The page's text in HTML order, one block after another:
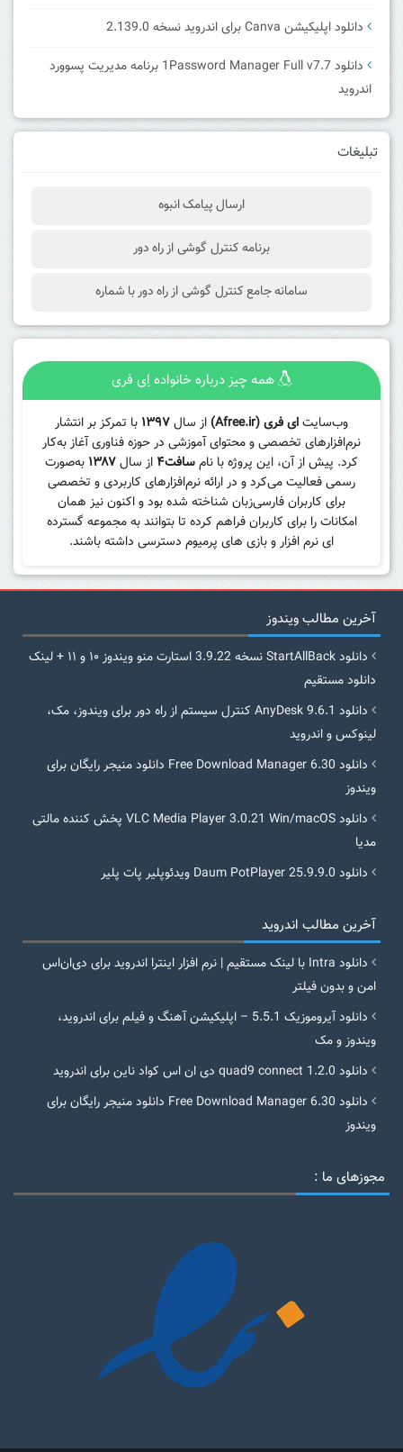
دانلود اپلیکیشن Canva برای اندروید نسخه 2.139.0
دانلود 1Password Manager Full v7.7 برنامه مدیریت پسوورد
اندروید
تبلیغات
ارسال پیامک انبوه
برنامه کنترل گوشی از راه دور
سامانه جامع کنترل گوشی از راه دور با شماره
همه چیز درباره خانواده اِی فری
وب‌سایتای فری (Afree.ir) از سال۱۳۹۷ با تمرکز بر انتشار
نرم‌افزارهای تخصصی و محتوای آموزشی در حوزه فناوری آغاز به‌کار
کرد. پیش از آن، این پروژه با نامسافت۴ از سال۱۳۸۷ به‌صورت
رسمی فعالیت می‌کرد و در ارائه نرم‌افزارهای کاربردی و تخصصی
برای کاربران فارسی‌زبان شناخته شده بود و اکنون نیز همان
امکانات را برای کاربران فراهم کرده تا بتوانند به مجموعه گسترده
ای نرم افزار و بازی های پرمیوم دسترسی داشته باشند.
آخرین مطالب ویندوز
دانلود StartAllBack نسخه 3.9.22 استارت منو ویندوز ۱۰ و ۱۱ + لینک
دانلود مستقیم
دانلود AnyDesk 9.6.1 کنترل سیستم از راه دور برای ویندوز، مک،
لینوکس و اندروید
دانلود Free Download Manager 6.30 دانلود منیجر رایگان برای
ویندوز
دانلود VLC Media Player 3.0.21 Win/macOS پخش کننده مالتی
مدیا
دانلود Daum PotPlayer 25.9.9.0 ویدئوپلیر پات پلیر
آخرین مطالب اندروید
دانلود Intra با لینک مستقیم | نرم افزار اینترا اندروید برای دی‌ان‌اس
امن و بدون فیلتر
دانلود آیروموزیک 5.5.1 – اپلیکیشن آهنگ و فیلم برای اندروید،
ویندوز و مک
دانلود quad9 connect 1.2.0 دی ان اس کواد ناین برای اندروید
دانلود Free Download Manager 6.30 دانلود منیجر رایگان برای
ویندوز
مجوزهای ما :